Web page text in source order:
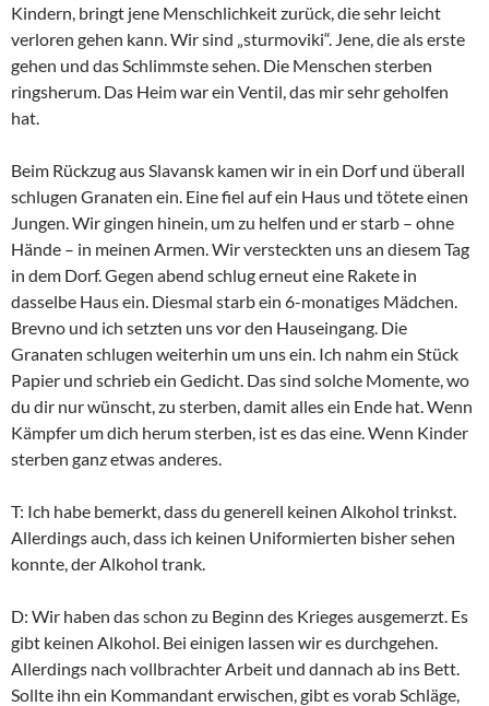
Kindern, bringt jene Menschlichkeit zurück, die sehr leicht
verloren gehen kann. Wir sind „sturmoviki“. Jene, die als erste
gehen und das Schlimmste sehen. Die Menschen sterben
ringsherum. Das Heim war ein Ventil, das mir sehr geholfen
hat.
Beim Rückzug aus Slavansk kamen wir in ein Dorf und überall
schlugen Granaten ein. Eine fiel auf ein Haus und tötete einen
Jungen. Wir gingen hinein, um zu helfen und er starb – ohne
Hände – in meinen Armen. Wir versteckten uns an diesem Tag
in dem Dorf. Gegen abend schlug erneut eine Rakete in
dasselbe Haus ein. Diesmal starb ein 6-monatiges Mädchen.
Brevno und ich setzten uns vor den Hauseingang. Die
Granaten schlugen weiterhin um uns ein. Ich nahm ein Stück
Papier und schrieb ein Gedicht. Das sind solche Momente, wo
du dir nur wünscht, zu sterben, damit alles ein Ende hat. Wenn
Kämpfer um dich herum sterben, ist es das eine. Wenn Kinder
sterben ganz etwas anderes.
T: Ich habe bemerkt, dass du generell keinen Alkohol trinkst.
Allerdings auch, dass ich keinen Uniformierten bisher sehen
konnte, der Alkohol trank.
D: Wir haben das schon zu Beginn des Krieges ausgemerzt. Es
gibt keinen Alkohol. Bei einigen lassen wir es durchgehen.
Allerdings nach vollbrachter Arbeit und dannach ab ins Bett.
Sollte ihn ein Kommandant erwischen, gibt es vorab Schläge,